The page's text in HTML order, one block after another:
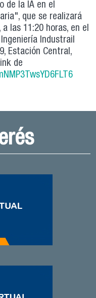
de la IA en el
que se realizará
las 11:20 horas, en el
Industrail
Estación Central,
de